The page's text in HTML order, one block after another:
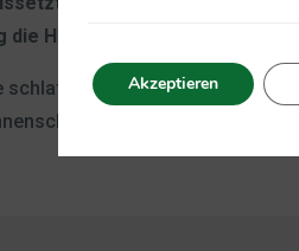
die Haut altern lässt und UV-B
schlaflose Nächte,
für Kinder sowie
Akzeptieren